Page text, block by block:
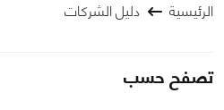
الرئيسية دليل الشركات
تصفح حسب